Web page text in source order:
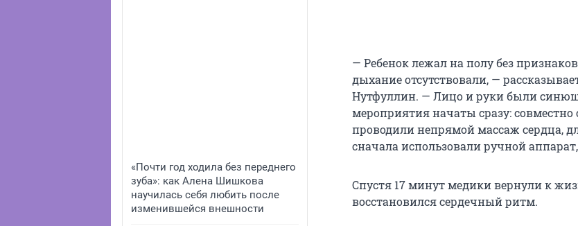
«Почти год ходила без переднего
зуба»: как Алена Шишкова
научилась себя любить после
изменившейся внешности
— Ребенок лежал на полу без
дыхание отсутствовали, —
Нутфуллин. — Лицо и руки были
мероприятия начаты сразу:
проводили непрямой массаж сердца,
сначала использовали ручной
Спустя 17 минут медики вернули к
восстановился сердечный ритм.